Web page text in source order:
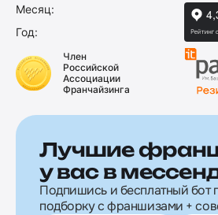
Месяц:
Год:
Член
Российской
Ассоциации
Франчайзинга
Лучшие
у вас в
Подпишись и бесплатный бот
подборку с франшизами +